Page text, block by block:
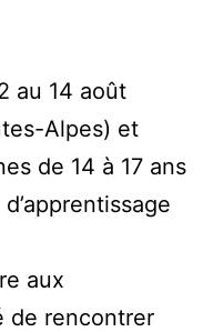
au 14 août
Alpes) et
de 14 à 17 ans
aux
de rencontrer